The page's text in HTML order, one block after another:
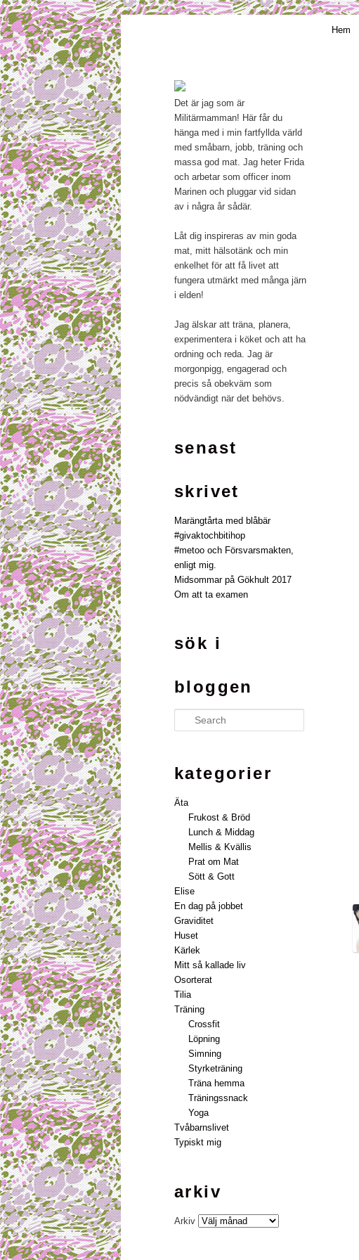
Mamma, militär och märkbart obekväm
Hem
Det är jag som är
Militärmamman! Här får du
hänga med i min fartfyllda värld
med småbarn, jobb, träning och
massa god mat. Jag heter Frida
och arbetar som officer inom
Marinen och pluggar vid sidan
av i några år sådär.
Låt dig inspireras av min goda
mat, mitt hälsotänk och min
enkelhet för att få livet att
fungera utmärkt med många järn
i elden!
Jag älskar att träna, planera,
experimentera i köket och att ha
ordning och reda. Jag är
morgonpigg, engagerad och
precis så obekväm som
nödvändigt när det behövs.
senast
skrivet
Marängtårta med blåbär
#givaktochbitihop
#metoo och Försvarsmakten,
enligt mig.
Midsommar på Gökhult 2017
Om att ta examen
sök i
bloggen
Search
kategorier
Äta
Frukost & Bröd
Lunch & Middag
Mellis & Kvällis
Prat om Mat
Sött & Gott
Elise
En dag på jobbet
Graviditet
Huset
Kärlek
Mitt så kallade liv
Osorterat
Tilia
Träning
Crossfit
Löpning
Simning
Styrketräning
Träna hemma
Träningssnack
Yoga
Tvåbarnslivet
Typiskt mig
arkiv
Arkiv